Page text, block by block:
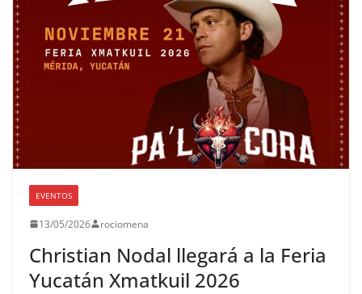
EVENTOS
13/05/2026 rociomena
Christian Nodal llegará a la Feria
Yucatán Xmatkuil 2026